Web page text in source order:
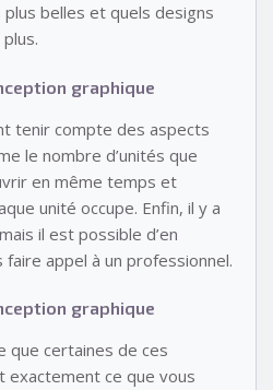
belles et quels designs
graphique
tenir compte des aspects
le nombre d’unités que
en même temps et
unité occupe. Enfin, il y a
il est possible d’en
faire appel à un professionnel.
graphique
que certaines de ces
exactement ce que vous